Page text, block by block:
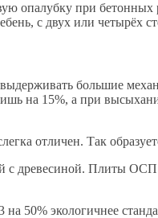
опалубку при бетонных
с двух или четырёх
большие
на 15%, а при
отличен. Так
с древесиной. Плиты
50% экологичнее